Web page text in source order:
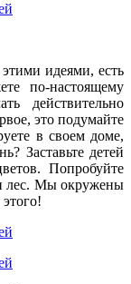
идеями, есть
по-настоящему
действительно
это подумайте
в своем доме,
Заставьте детей
Попробуйте
лес. Мы окружены